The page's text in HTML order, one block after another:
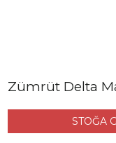
Zümrüt Delta
STOĞA